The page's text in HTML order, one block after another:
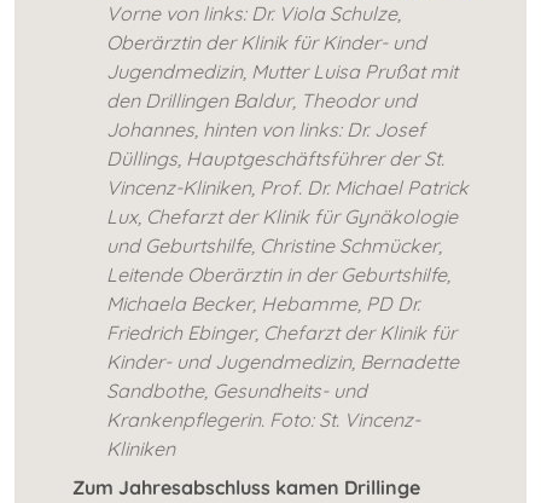
Vorne von links: Dr. Viola Schulze,
Oberärztin der Klinik für Kinder- und
Jugendmedizin, Mutter Luisa Prußat mit
den Drillingen Baldur, Theodor und
Johannes, hinten von links: Dr. Josef
Düllings, Hauptgeschäftsführer der St.
Vincenz-Kliniken, Prof. Dr. Michael Patrick
Lux, Chefarzt der Klinik für Gynäkologie
und Geburtshilfe, Christine Schmücker,
Leitende Oberärztin in der Geburtshilfe,
Michaela Becker, Hebamme, PD Dr.
Friedrich Ebinger, Chefarzt der Klinik für
Kinder- und Jugendmedizin, Bernadette
Sandbothe, Gesundheits- und
Krankenpflegerin. Foto: St. Vincenz-
Kliniken
Zum Jahresabschluss kamen Drillinge